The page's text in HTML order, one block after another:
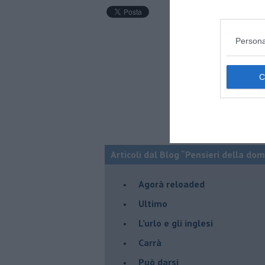
Articoli dal Blog “Pensieri della
​Agorà reloaded
Ultimo
​L’urlo e gli inglesi
Carrà
Può darsi